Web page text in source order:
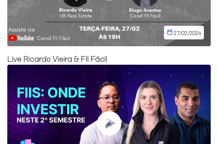
27/02/2024
Live Ricardo Vieira & FII Fácil